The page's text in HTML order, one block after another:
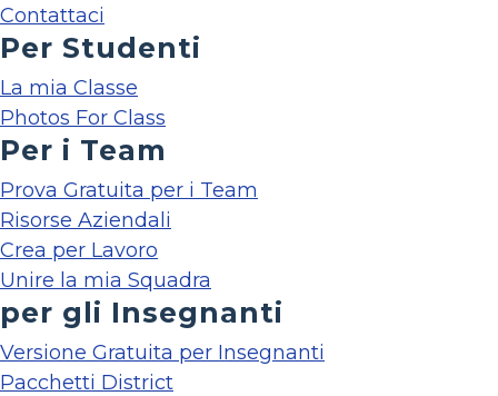
Contattaci
Per Studenti
La mia Classe
Photos For Class
Per i Team
Prova Gratuita per i Team
Risorse Aziendali
Crea per Lavoro
Unire la mia Squadra
per gli Insegnanti
Versione Gratuita per Insegnanti
Pacchetti District